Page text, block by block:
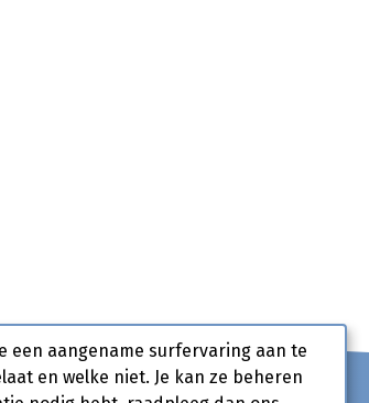
een aangename surfervaring aan te
en welke niet. Je kan ze beheren